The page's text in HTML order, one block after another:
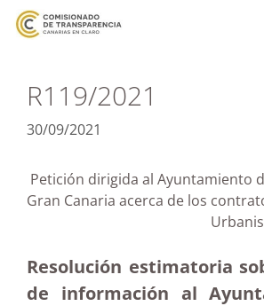
R119/2021
30/09/2021
Petición dirigida al Ayuntamiento
Gran Canaria acerca de los
Resolución estimatoria
de información al